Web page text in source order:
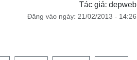
Tác giả: depweb
Đăng vào ngày: 21/02/2013 - 14:26